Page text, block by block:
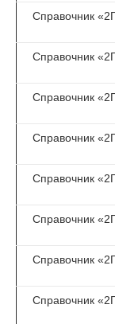
Справочник
Справочник
Справочник
Справочник
Справочник
Справочник
Справочник
Справочник